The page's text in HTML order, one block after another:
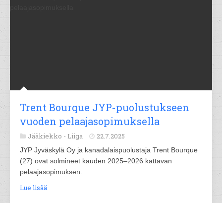
Trent Bourque JYP-puolustukseen
vuoden pelaajasopimuksella
Jääkiekko - Liiga 22.7.2025
JYP Jyväskylä Oy ja kanadalaispuolustaja Trent Bourque
(27) ovat solmineet kauden 2025–2026 kattavan
pelaajasopimuksen.
Lue lisää